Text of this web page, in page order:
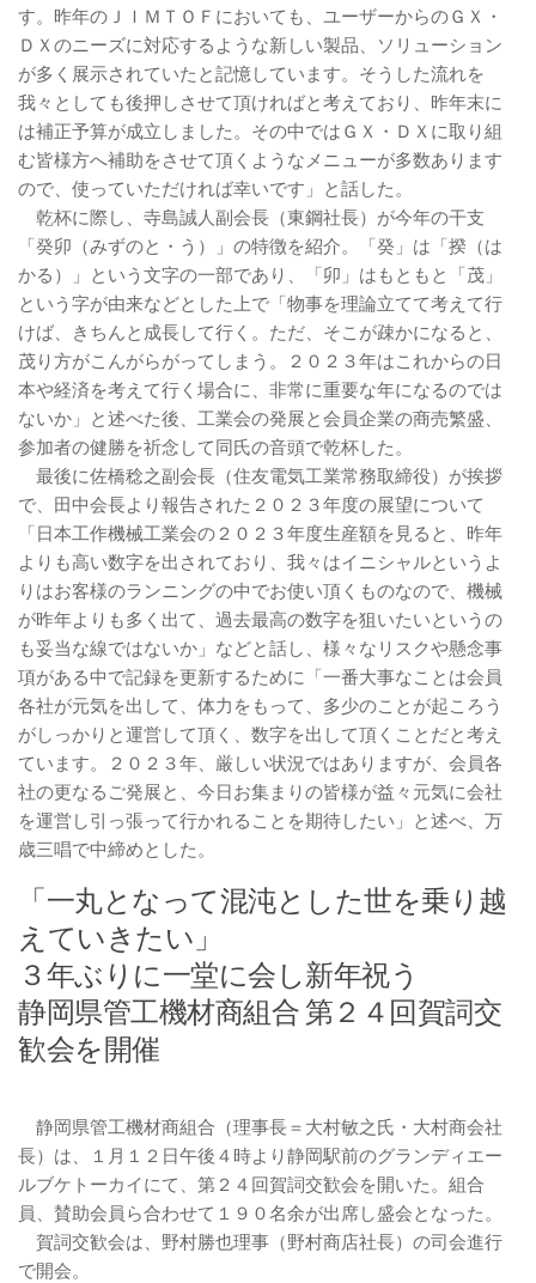
す。昨年のＪＩＭＴＯＦにおいても、ユーザーからのＧＸ・
ＤＸのニーズに対応するような新しい製品、ソリューション
が多く展示されていたと記憶しています。そうした流れを
我々としても後押しさせて頂ければと考えており、昨年末に
は補正予算が成立しました。その中ではＧＸ・ＤＸに取り組
む皆様方へ補助をさせて頂くようなメニューが多数あります
ので、使っていただければ幸いです」と話した。
乾杯に際し、寺島誠人副会長（東鋼社長）が今年の干支
「癸卯（みずのと・う）」の特徴を紹介。「癸」は「揆（は
かる）」という文字の一部であり、「卯」はもともと「茂」
という字が由来などとした上で「物事を理論立てて考えて行
けば、きちんと成長して行く。ただ、そこが疎かになると、
茂り方がこんがらがってしまう。２０２３年はこれからの日
本や経済を考えて行く場合に、非常に重要な年になるのでは
ないか」と述べた後、工業会の発展と会員企業の商売繁盛、
参加者の健勝を祈念して同氏の音頭で乾杯した。
最後に佐橋稔之副会長（住友電気工業常務取締役）が挨拶
で、田中会長より報告された２０２３年度の展望について
「日本工作機械工業会の２０２３年度生産額を見ると、昨年
よりも高い数字を出されており、我々はイニシャルというよ
りはお客様のランニングの中でお使い頂くものなので、機械
が昨年よりも多く出て、過去最高の数字を狙いたいというの
も妥当な線ではないか」などと話し、様々なリスクや懸念事
項がある中で記録を更新するために「一番大事なことは会員
各社が元気を出して、体力をもって、多少のことが起ころう
がしっかりと運営して頂く、数字を出して頂くことだと考え
ています。２０２３年、厳しい状況ではありますが、会員各
社の更なるご発展と、今日お集まりの皆様が益々元気に会社
を運営し引っ張って行かれることを期待したい」と述べ、万
歳三唱で中締めとした。
「一丸となって混沌とした世を乗り越
えていきたい」
３年ぶりに一堂に会し新年祝う
静岡県管工機材商組合 第２４回賀詞交
歓会を開催
静岡県管工機材商組合（理事長＝大村敏之氏・大村商会社
長）は、１月１２日午後４時より静岡駅前のグランディエー
ルブケトーカイにて、第２４回賀詞交歓会を開いた。組合
員、賛助会員ら合わせて１９０名余が出席し盛会となった。
賀詞交歓会は、野村勝也理事（野村商店社長）の司会進行
で開会。